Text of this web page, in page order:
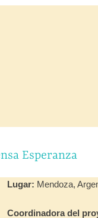
Esperanza
Lugar: Mendoza,
Coordinadora del